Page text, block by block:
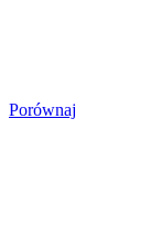
Porównaj